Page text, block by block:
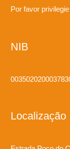
Por favor
NIB
Localização